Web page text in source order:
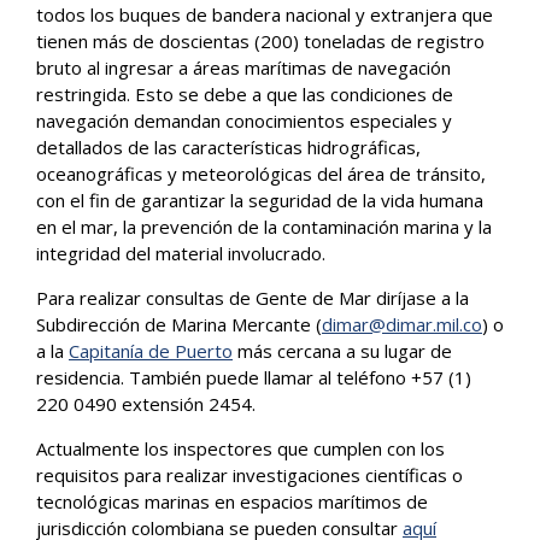
todos los buques de bandera nacional y extranjera que
tienen más de doscientas (200) toneladas de registro
bruto al ingresar a áreas marítimas de navegación
restringida. Esto se debe a que las condiciones de
navegación demandan conocimientos especiales y
detallados de las características hidrográficas,
oceanográficas y meteorológicas del área de tránsito,
con el fin de garantizar la seguridad de la vida humana
en el mar, la prevención de la contaminación marina y la
integridad del material involucrado.
Para realizar consultas de Gente de Mar diríjase a la
Subdirección de Marina Mercante (dimar@dimar.mil.co) o
a la Capitanía de Puerto más cercana a su lugar de
residencia. También puede llamar al teléfono +57 (1)
220 0490 extensión 2454.
Actualmente los inspectores que cumplen con los
requisitos para realizar investigaciones científicas o
tecnológicas marinas en espacios marítimos de
jurisdicción colombiana se pueden consultar aquí